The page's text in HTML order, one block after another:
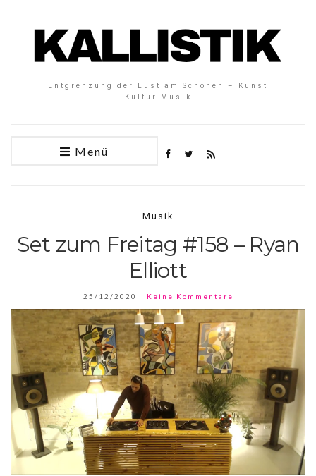
Entgrenzung der Lust am Schönen – Kunst
Kultur Musik
Menü
Musik
Set zum Freitag #158 – Ryan
Elliott
25/12/2020 Keine Kommentare